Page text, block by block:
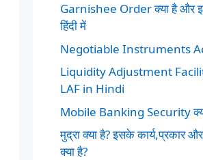
Garnishee Order क्या है और
हिंदी में
Negotiable Instruments
Liquidity Adjustment
LAF in Hindi
Mobile Banking Security
मुद्रा क्या है? इसके कार्य,प्रकार
क्या है?